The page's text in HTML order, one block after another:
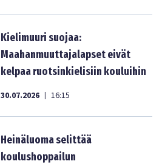
Kielimuuri suojaa:
Maahanmuuttajalapset eivät
kelpaa ruotsinkielisiin kouluihin
30.07.2026 | 16:15
Heinäluoma selittää
koulushoppailun